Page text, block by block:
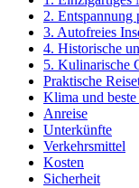
2. Entspannung
3. Autofreies
4. Historische
5. Kulinarische
Praktische
Klima und beste
Anreise
Unterkünfte
Verkehrsmittel
Kosten
Sicherheit